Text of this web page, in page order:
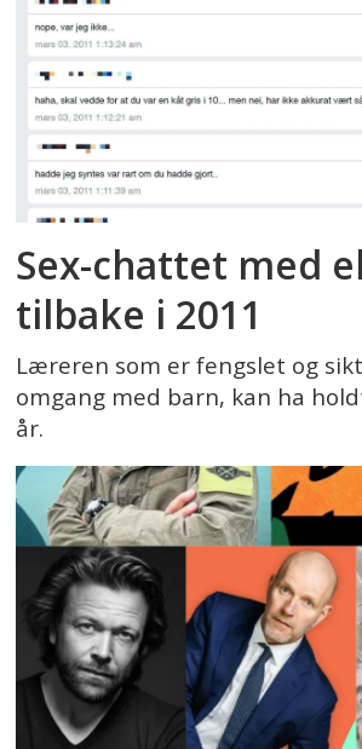
Sex-chattet med
tilbake i 2011
Læreren som er fengslet og
omgang med barn, kan ha
år.